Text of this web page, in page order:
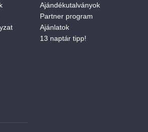
Ajándékutalványok
Partner program
Ajánlatok
13 naptár tipp!